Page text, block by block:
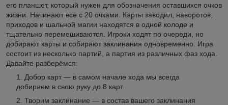
его планшет, который нужен для обозначения оставшихся очков
жизни. Начинают все с 20 очками. Карты заводил, наворотов,
приходов и шальной магии находятся в одной колоде и
тщательно перемешиваются. Игроки ходят по очереди, но
добирают карты и собирают заклинания одновременно. Игра
состоит из несколько партий, а партия из различных фаз хода.
Давайте разберёмся:
Добор карт — в самом начале хода мы всегда
добираем в свою руку до 8 карт.
Творим заклинание — в состав вашего заклинания